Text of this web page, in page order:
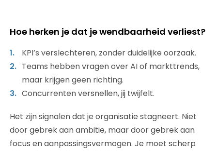
Hoe herken je dat je wendbaarheid verliest?
KPI’s verslechteren, zonder duidelijke oorzaak.
Teams hebben vragen over AI of markttrends,
maar krijgen geen richting.
Concurrenten versnellen, jij twijfelt.
Het zijn signalen dat je organisatie stagneert. Niet
door gebrek aan ambitie, maar door gebrek aan
focus en aanpassingsvermogen. Je moet scherp